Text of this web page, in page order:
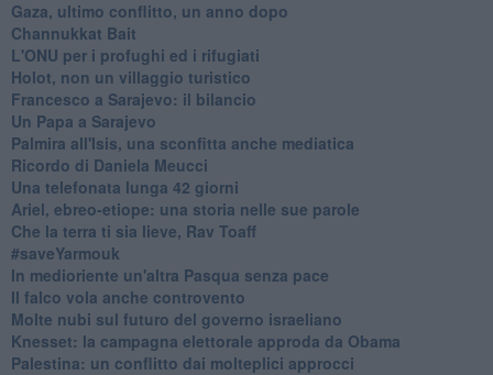
Gaza, ultimo conflitto, un anno dopo
Channukkat Bait
L'ONU per i profughi ed i rifugiati
Holot, non un villaggio turistico
Francesco a Sarajevo: il bilancio
Un Papa a Sarajevo
Palmira all'Isis, una sconfitta anche mediatica
Ricordo di Daniela Meucci
​Una telefonata lunga 42 giorni
​Ariel, ebreo-etiope: una storia nelle sue parole
Che la terra ti sia lieve, Rav Toaff
​#saveYarmouk
​In medioriente un'altra Pasqua senza pace
​Il falco vola anche controvento
Molte nubi sul futuro del governo israeliano
Knesset: la campagna elettorale approda da Obama
Palestina: un conflitto dai molteplici approcci